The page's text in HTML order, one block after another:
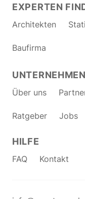
EXPERTEN
Architekten
Baufirma
UNTERNEHMEN
Über uns
Ratgeber Jobs
HILFE
FAQ Kontakt